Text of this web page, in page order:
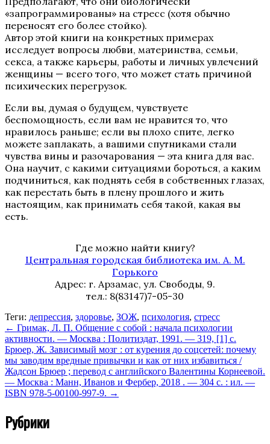
«запрограммированы» на стресс (хотя обычно
переносят его более стойко).
Автор этой книги на конкретных примерах
исследует вопросы любви, материнства, семьи,
секса, а также карьеры, работы и личных увлечений
женщины — всего того, что может стать причиной
психических перегрузок.
Если вы, думая о будущем, чувствуете
беспомощность, если вам не нравится то, что
нравилось раньше; если вы плохо спите, легко
можете заплакать, а вашими спутниками стали
чувства вины и разочарования — эта книга для вас.
Она научит, с какими ситуациями бороться, а каким
подчиниться, как поднять себя в собственных глазах,
как перестать быть в плену прошлого и жить
настоящим, как принимать себя такой, какая вы
есть.
Где можно найти книгу?
Центральная городская библиотека им. А. М.
Горького
Адрес: г. Арзамас, ул. Свободы, 9.
тел.: 8(83147)7-05-30
Теги: депрессия, здоровье, ЗОЖ, психология, стресс
← Гримак, Л. П. Общение с собой : начала психологии
активности. — Москва : Политиздат, 1991. — 319, [1] с.
Брюер, Ж. Зависимый мозг : от курения до соцсетей: почему
мы заводим вредные привычки и как от них избавиться /
Жадсон Брюер ; перевод с английского Валентины Корнеевой.
— Москва : Манн, Иванов и Фербер, 2018 . — 304 с. : ил. —
ISBN 978-5-00100-997-9. →
Рубрики